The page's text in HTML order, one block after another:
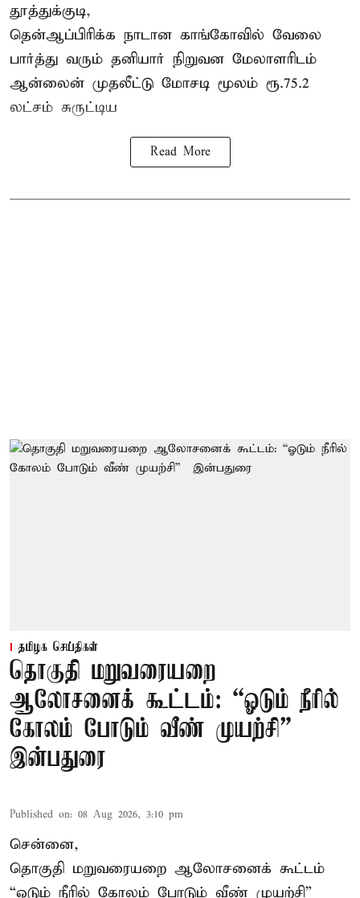
தூத்துக்குடி,
தென்ஆப்பிரிக்க நாடான காங்கோவில் வேலை
பார்த்து வரும் தனியார் நிறுவன மேலாளரிடம்
ஆன்லைன் முதலீட்டு மோசடி மூலம் ரூ.75.2
லட்சம் சுருட்டிய
Read More
தமிழக செய்திகள்
தொகுதி மறுவரையறை
ஆலோசனைக் கூட்டம்: “ஓடும் நீரில்
கோலம் போடும் வீண் முயற்சி” –
இன்பதுரை
Published on: 08 Aug 2026, 3:10 pm
சென்னை,
தொகுதி மறுவரையறை ஆலோசனைக் கூட்டம்
“ஓடும் நீரில் கோலம் போடும் வீண் முயற்சி”